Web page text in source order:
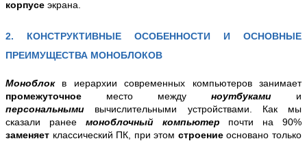
корпусе экрана.
2. КОНСТРУКТИВНЫЕ ОСОБЕННОСТИ И ОСНОВНЫЕ
ПРЕИМУЩЕСТВА МОНОБЛОКОВ
Моноблок в иерархии современных компьютеров занимает
промежуточное место между ноутбуками и
персональными вычислительными устройствами. Как мы
сказали ранее моноблочный компьютер почти на 90%
заменяет классический ПК, при этом строениеосновано только